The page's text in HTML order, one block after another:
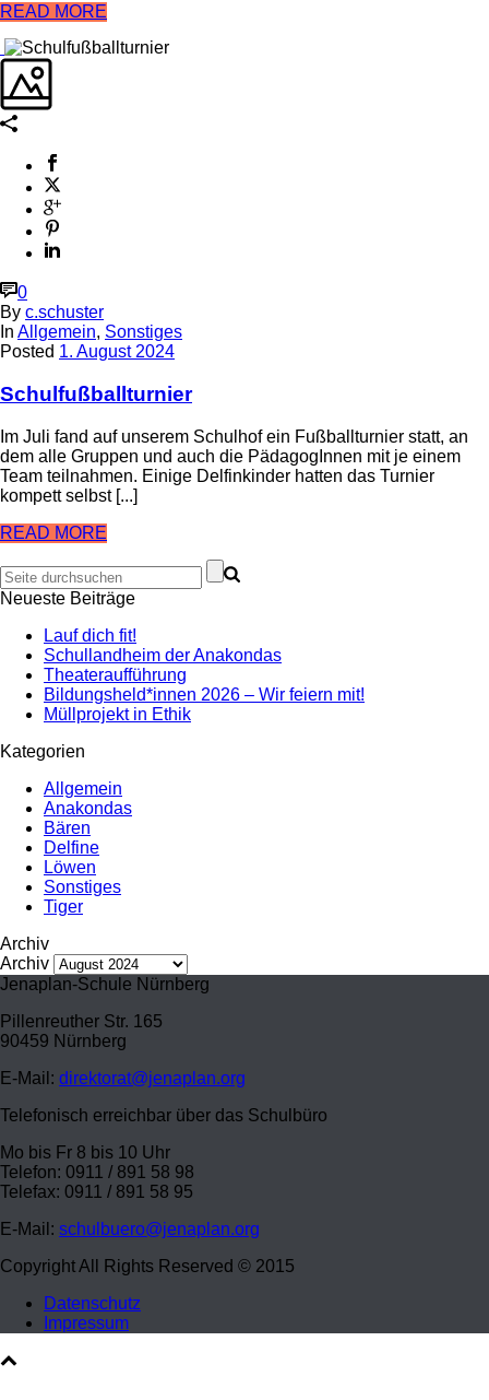
READ MORE
0
By c.schuster
In Allgemein, Sonstiges
Posted 1. August 2024
Schulfußballturnier
Im Juli fand auf unserem Schulhof ein Fußballturnier statt, an
dem alle Gruppen und auch die PädagogInnen mit je einem
Team teilnahmen. Einige Delfinkinder hatten das Turnier
kompett selbst [...]
READ MORE
Neueste Beiträge
Lauf dich fit!
Schullandheim der Anakondas
Theateraufführung
Bildungsheld*innen 2026 – Wir feiern mit!
Müllprojekt in Ethik
Kategorien
Allgemein
Anakondas
Bären
Delfine
Löwen
Sonstiges
Tiger
Archiv
Archiv
Jenaplan-Schule Nürnberg
Pillenreuther Str. 165
90459 Nürnberg
E-Mail: direktorat@jenaplan.org
Telefonisch erreichbar über das Schulbüro
Mo bis Fr 8 bis 10 Uhr
Telefon: 0911 / 891 58 98
Telefax: 0911 / 891 58 95
E-Mail: schulbuero@jenaplan.org
Copyright All Rights Reserved © 2015
Datenschutz
Impressum